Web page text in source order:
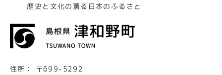
歴史と文化の薫る日本のふるさと
住所： 〒699-5292